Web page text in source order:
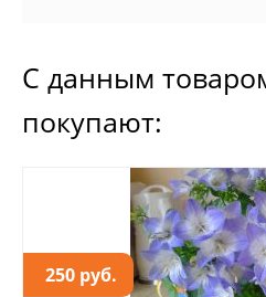
С данным
покупают:
250 руб.